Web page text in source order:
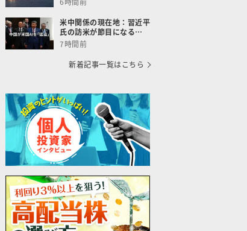
米中関係の現在地：習近平
氏の訪米が節目になる…
7時間前
新着記事一覧はこちら